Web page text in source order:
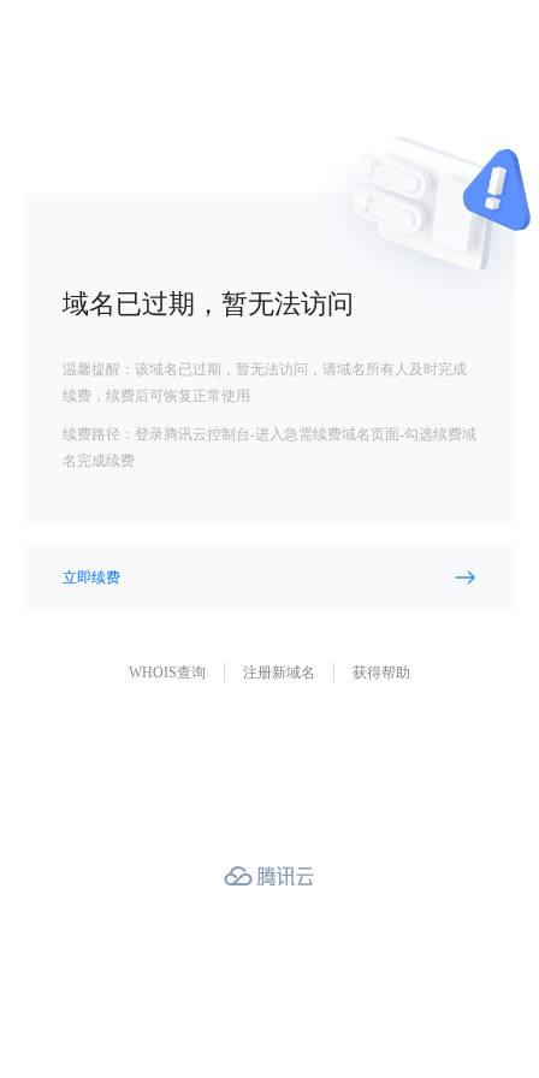
域名已过期，暂无法访问
温馨提醒：该域名已过期，暂无法访问，请域名所有人及时完成
续费，续费后可恢复正常使用
续费路径：登录腾讯云控制台-进入急需续费域名页面-勾选续费域
名完成续费
立即续费
WHOIS查询 注册新域名 获得帮助